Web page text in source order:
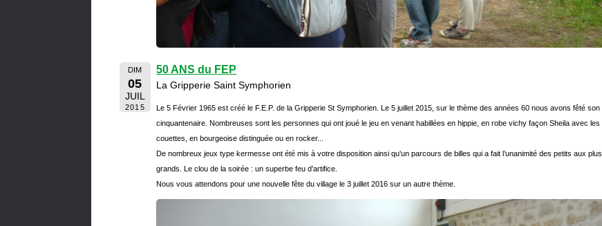
DIM
05
JUIL
2015
50 ANS du FEP
La Gripperie Saint Symphorien
Le 5 Février 1965 est créé le F.E.P. de la Gripperie St Symphorien. Le 5 juillet 2015, sur le thème des années 60 nous avons fêté son
cinquantenaire. Nombreuses sont les personnes qui ont joué le jeu en venant habillées en hippie, en robe vichy façon Sheila avec les
couettes, en bourgeoise distinguée ou en rocker...
De nombreux jeux type kermesse ont été mis à votre disposition ainsi qu'un parcours de billes qui a fait l’unanimité des petits aux plus
grands. Le clou de la soirée : un superbe feu d’artifice.
Nous vous attendons pour une nouvelle fête du village le 3 juillet 2016 sur un autre thème.